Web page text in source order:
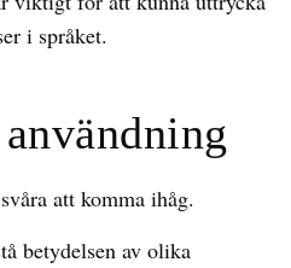
i språket.
att komma ihåg.
betydelsen av olika